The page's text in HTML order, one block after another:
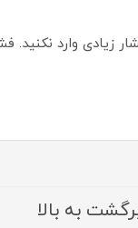
زیادی وارد
به بالا